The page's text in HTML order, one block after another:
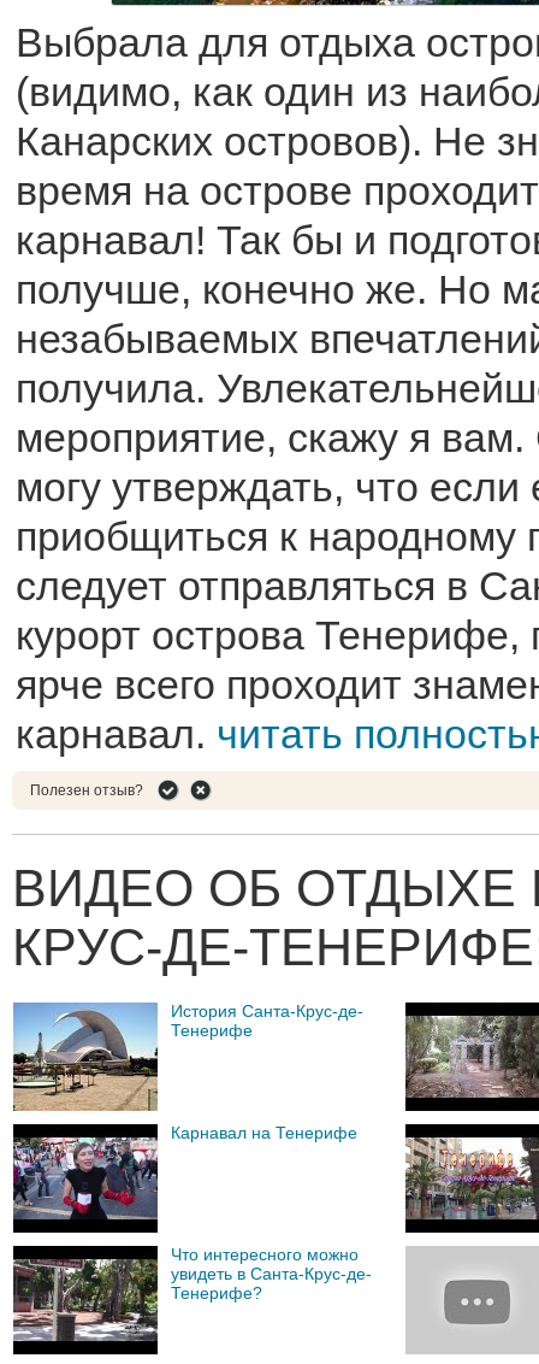
Выбрала для отдыха
(видимо, как один из
Канарских островов). Не
время на острове
карнавал! Так бы и
получше, конечно же. Но
незабываемых
получила.
мероприятие, скажу я
могу утверждать, что
приобщиться к народному
следует отправляться в
курорт острова Тенерифе,
ярче всего проходит
карнавал. читать
Полезен отзыв?
ВИДЕО ОБ ОТДЫХЕ
КРУС-ДЕ-
История Санта-Крус-де-
Тенерифе
Карнавал на Тенерифе
Что интересного можно
увидеть в Санта-Крус-де-
Тенерифе?